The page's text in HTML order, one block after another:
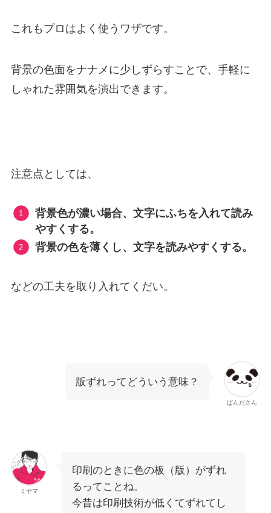
これもプロはよく使うワザです。
背景の色面をナナメに少しずらすことで、手軽に
しゃれた雰囲気を演出できます。
注意点としては、
背景色が濃い場合、文字にふちを入れて読み
やすくする。
背景の色を薄くし、文字を読みやすくする。
などの工夫を取り入れてくだい。
ぱんださん
版ずれってどういう意味？
ミヤマ
印刷のときに色の板（版）がずれ
るってことね。
今昔は印刷技術が低くてずれてし